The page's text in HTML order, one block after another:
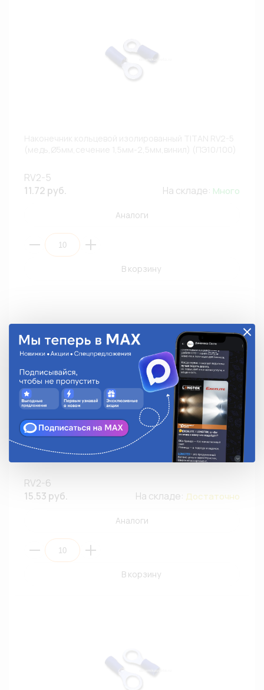
RV2-5
11.72 руб.
На складе: Много
Аналоги
В корзину
Наконечник кольцевой изолированный TITAN RV2-6
(медь,Ø6мм,сечение 1,5мм-2,5мм,винил) (ПЭ10/100)
RV2-6
15.53 руб.
На складе: Достаточно
Аналоги
В корзину